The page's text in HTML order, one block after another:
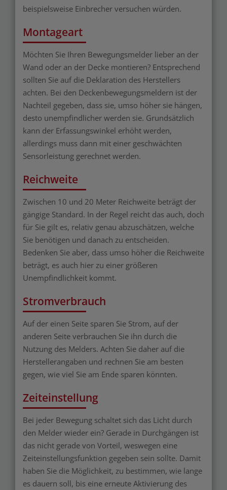
beispielsweise Einbrecher versuchen würden.
Montageart
Möchten Sie Ihren Bewegungsmelder lieber an der
Wand oder an der Decke montieren? Entsprechend
sollten Sie auf die Deklaration des Herstellers
achten. Bei den Deckenbewegungsmeldern ist der
Nachteil gegeben, dass sie, umso höher sie hängen,
desto unempfindlicher werden sie. Grundsätzlich
kann der Erfassungswinkel erhöht werden,
allerdings muss dann mit einer geschwächten
Sensorleistung gerechnet werden.
Reichweite
Zwischen 10 und 20 Meter Reichweite beträgt der
gängige Standard. In der Regel reicht das auch, doch
für Sie gilt es, relativ genau abzuschätzen, welche
Sie benötigen und danach zu entscheiden.
Bedenken Sie aber, dass umso höher die Reichweite
beträgt, es auch hier zu einer größeren
Unempfindlichkeit kommt.
Stromverbrauch
Auf der einen Seite sparen Sie Strom, auf der
anderen Seite verbrauchen Sie ihn durch die
Nutzung des Melders. Achten Sie daher auf die
Herstellerangaben und rechnen Sie am besten
gegen, wie viel Sie am Ende sparen könnten.
Zeiteinstellung
Bei jeder Bewegung schaltet sich das Licht durch
den Melder wieder ein? Gerade in Durchgängen ist
das nicht gerade von Vorteil, weswegen eine
Zeiteinstellungsfunktion gegeben sein sollte. Damit
haben Sie die Möglichkeit, zu bestimmen, wie lange
es dauern soll, bis eine erneute Aktivierung des